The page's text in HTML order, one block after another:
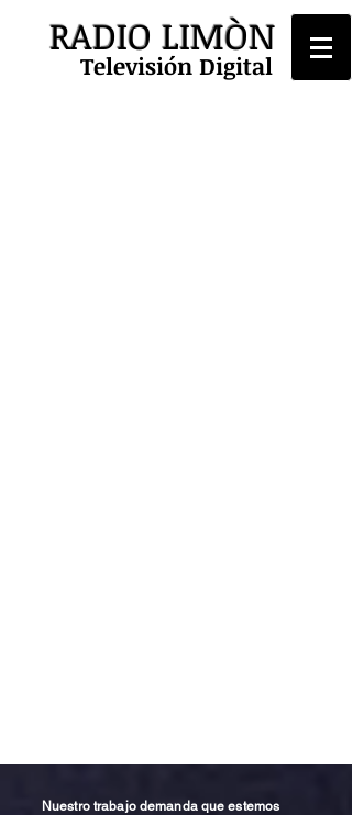
RADIO LIMÒN
Televisión Digital
Nuestro trabajo demanda que estemos